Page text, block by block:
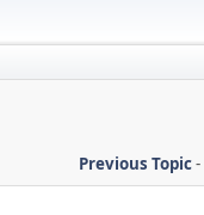
Previous Topic-